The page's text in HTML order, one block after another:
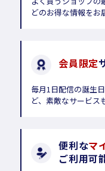
どのお得な情報をお
会員限定
毎月1日配信の誕生
ど、素敵なサービス
便利なマ
ご利用可